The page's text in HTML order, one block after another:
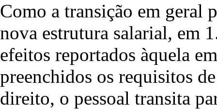
Como a transição em geral
nova estrutura salarial, em
efeitos reportados àquela
preenchidos os requisitos
direito, o pessoal transita